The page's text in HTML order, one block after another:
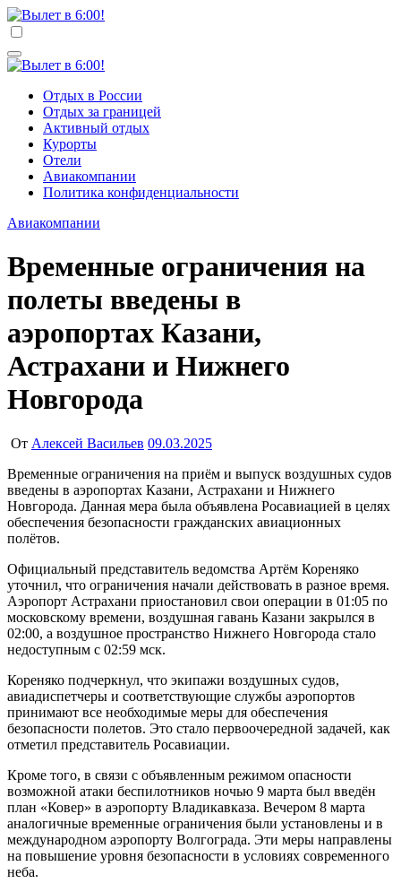
Перейти
к
Генеральный директор: Чернокоз Ольга Валерьевна
Учредитель ООО "Клуб регионов", ИНН 6685155934
Генеральный директор: Чернокоз Ольга Валерьевна
info@gosrf.ru +7 (495) 920-51-49
Отдых в России
Отдых за границей
Активный отдых
Курорты
Отели
Авиакомпании
Политика конфиденциальности
Авиакомпании
Временные ограничения на
полеты введены в
аэропортах Казани,
Астрахани и Нижнего
Новгорода
От Алексей Васильев 09.03.2025
Временные ограничения на приём и выпуск воздушных судов
введены в аэропортах Казани, Астрахани и Нижнего
Новгорода. Данная мера была объявлена Росавиацией в целях
обеспечения безопасности гражданских авиационных
полётов.
Официальный представитель ведомства Артём Кореняко
уточнил, что ограничения начали действовать в разное время.
Аэропорт Астрахани приостановил свои операции в 01:05 по
московскому времени, воздушная гавань Казани закрылся в
02:00, а воздушное пространство Нижнего Новгорода стало
недоступным с 02:59 мск.
Кореняко подчеркнул, что экипажи воздушных судов,
авиадиспетчеры и соответствующие службы аэропортов
принимают все необходимые меры для обеспечения
безопасности полетов. Это стало первоочередной задачей, как
отметил представитель Росавиации.
Кроме того, в связи с объявленным режимом опасности
возможной атаки беспилотников ночью 9 марта был введён
план «Ковер» в аэропорту Владикавказа. Вечером 8 марта
аналогичные временные ограничения были установлены и в
международном аэропорту Волгограда. Эти меры направлены
на повышение уровня безопасности в условиях современного
неба.